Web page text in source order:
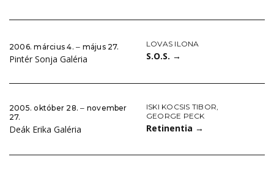
2006. március 4. ‒ május 27.
Pintér Sonja Galéria
LOVAS ILONA
S.O.S. →
2005. október 28. ‒ november
27.
Deák Erika Galéria
ISKI KOCSIS TIBOR,
GEORGE PECK
Retinentia →